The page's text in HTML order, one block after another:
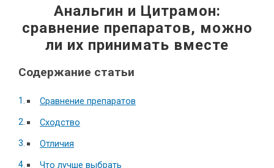
Анальгин и Цитрамон:
сравнение препаратов, можно
ли их принимать вместе
Содержание статьи
Сравнение препаратов
Сходство
Отличия
Что лучше выбрать